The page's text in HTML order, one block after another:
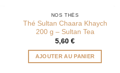
NOS THÉS
Thé Sultan Chaara Khaych
200 g – Sultan Tea
5,60 €
AJOUTER AU PANIER